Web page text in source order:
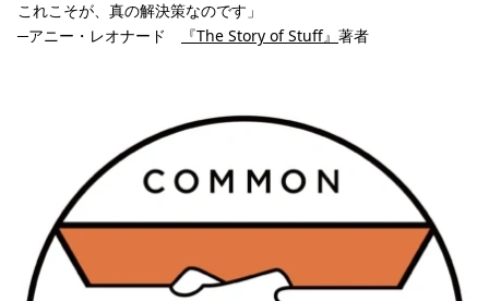
これこそが、真の解決策なのです」
─アニー・レオナード
『The Story of Stuff』 著者